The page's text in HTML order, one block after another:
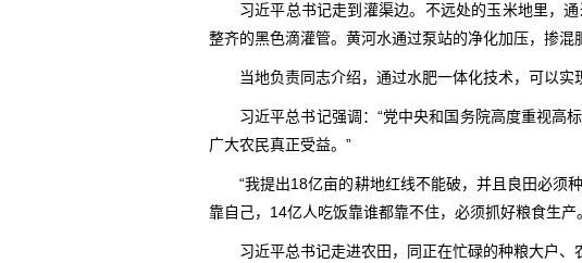
习近平总书记走到灌渠边。不远处的玉米地里，
整齐的黑色滴灌管。黄河水通过泵站的净化加压，掺混
当地负责同志介绍，通过水肥一体化技术，可以实
习近平总书记强调：“党中央和国务院高度重视高
广大农民真正受益。”
“我提出18亿亩的耕地红线不能破，并且良田必须
靠自己，14亿人吃饭靠谁都靠不住，必须抓好粮食生产
习近平总书记走进农田，同正在忙碌的种粮大户、